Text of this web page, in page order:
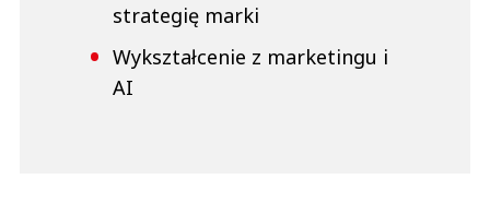
strategię marki
Wykształcenie z marketingu i
AI